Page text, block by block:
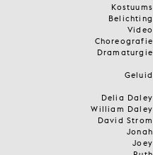
Kostuums
Belichting
Video
Choreografie
Dramaturgie
Geluid
Delia Daley
William Daley
David Strom
Jonah
Joey